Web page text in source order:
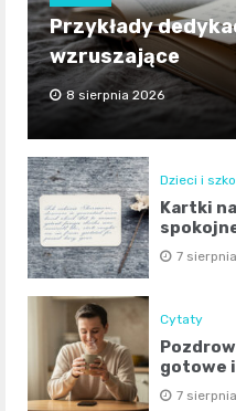
Przykłady
wzruszające
8 sierpnia 2026
Dzieci i
Kartki
7
Cytaty
gotowe
7